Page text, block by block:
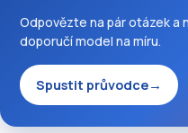
Odpovězte na pár otázek a
doporučí model na míru.
Spustit průvodce→